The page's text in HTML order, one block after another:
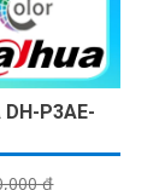
DH-P3AE-
₫